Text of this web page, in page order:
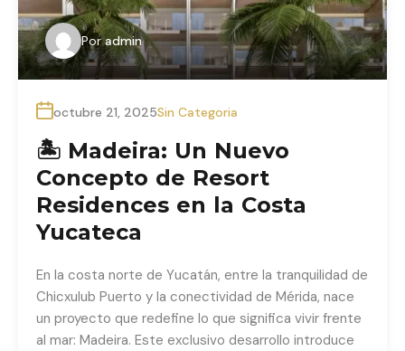
Por admin
octubre 21, 2025Sin Categoria
🏝 Madeira: Un Nuevo
Concepto de Resort
Residences en la Costa
Yucateca
En la costa norte de Yucatán, entre la tranquilidad de
Chicxulub Puerto y la conectividad de Mérida, nace
un proyecto que redefine lo que significa vivir frente
al mar: Madeira. Este exclusivo desarrollo introduce